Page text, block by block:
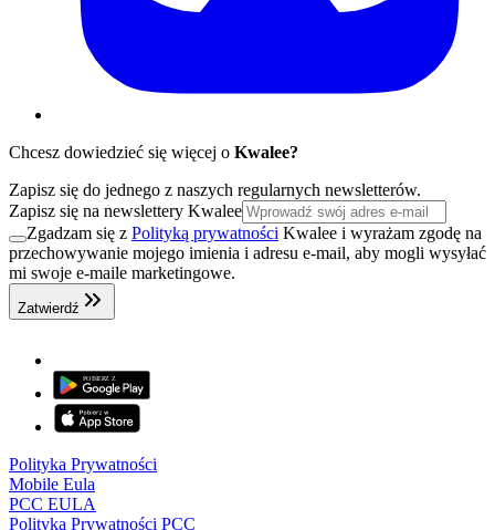
Chcesz dowiedzieć się więcej o Kwalee?
Zapisz się do jednego z naszych regularnych newsletterów.
Zapisz się na newslettery Kwalee
Zgadzam się z Polityką prywatności Kwalee i wyrażam zgodę na
przechowywanie mojego imienia i adresu e-mail, aby mogli wysyłać
mi swoje e-maile marketingowe.
Zatwierdź
Polityka Prywatności
Mobile Eula
PCC EULA
Polityka Prywatności PCC